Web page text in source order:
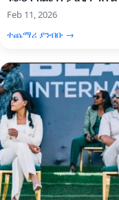
Feb 11, 2026
ተጨማሪ ያንብቡ →